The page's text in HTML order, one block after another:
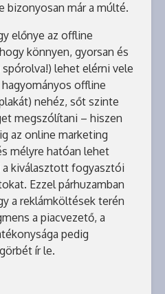
bizonyosan már a múlté.
előnye az offline
könnyen, gyorsan és
lehet elérni vele
offline
nehéz, sőt szinte
megszólítani – hiszen
az online marketing
mélyre hatóan lehet
kiválasztott fogyasztói
Ezzel párhuzamban
a reklámköltések terén
a piacvezető, a
pedig
ír le.